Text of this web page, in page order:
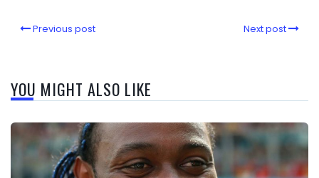
Previous post Next post
YOU MIGHT ALSO LIKE